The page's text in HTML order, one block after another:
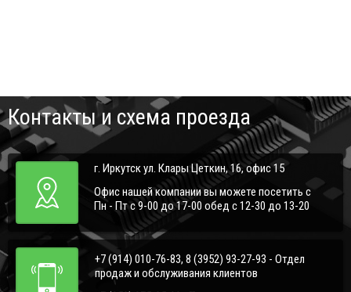
Контакты и схема проезда
г. Иркутск ул. Клары Цеткин, 16, офис 15
Офис нашей компании вы можете посетить с
Пн - Пт с 9-00 до 17-00 обед с 12-30 до 13-20
+7 (914) 010-76-83, 8 (3952) 93-27-93 - Отдел
продаж и обслуживания клиентов